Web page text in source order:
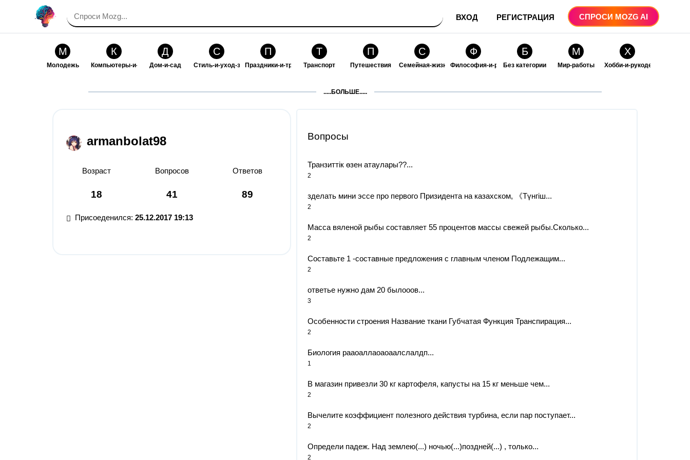
ВХОД РЕГИСТРАЦИЯ СПРОСИ MOZG AI
М
Молодежь
К
Компьютеры-и-электроника
Д
Дом-и-сад
С
Стиль-и-уход-за-собой
П
Праздники-и-традиции
Т
Транспорт
П
Путешествия
С
Семейная-жизнь
Ф
Философия-и-религия
Б
Без категории
М
Мир-работы
Х
Хобби-и-рукоделие
.....БОЛЬШЕ.....
armanbolat98
Возраст Вопросов Ответов
18 41 89
Присоеденился: 25.12.2017 19:13
Вопросы
Транзиттік өзен атаулары??...
2
зделать мини эссе про первого Призидента на казахском, 《Түнгіш...
2
Масса вяленой рыбы составляет 55 процентов массы свежей рыбы.Сколько...
2
Составьте 1 -составные предложения с главным членом Подлежащим...
2
ответье нужно дам 20 былооов...
3
Особенности строения Название ткани Губчатая Функция Транспирация...
2
Биология рааоаллаоаоаалслалдп...
1
В магазин привезли 30 кг картофеля, капусты на 15 кг меньше чем...
2
Вычелите коэффициент полезного действия турбина, если пар поступает...
2
Определи падеж. Над землею(...) ночью(...)поздней(...) , только...
2